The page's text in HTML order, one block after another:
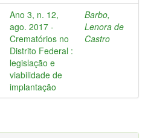
Ano 3, n. 12,
ago. 2017 -
Crematórios no
Distrito Federal :
legislação e
viabilidade de
implantação
Barbo,
Lenora de
Castro